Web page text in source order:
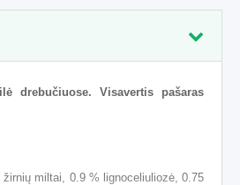
drebučiuose. Visavertis pašaras
miltai, 0.9 % lignoceliuliozė, 0.75